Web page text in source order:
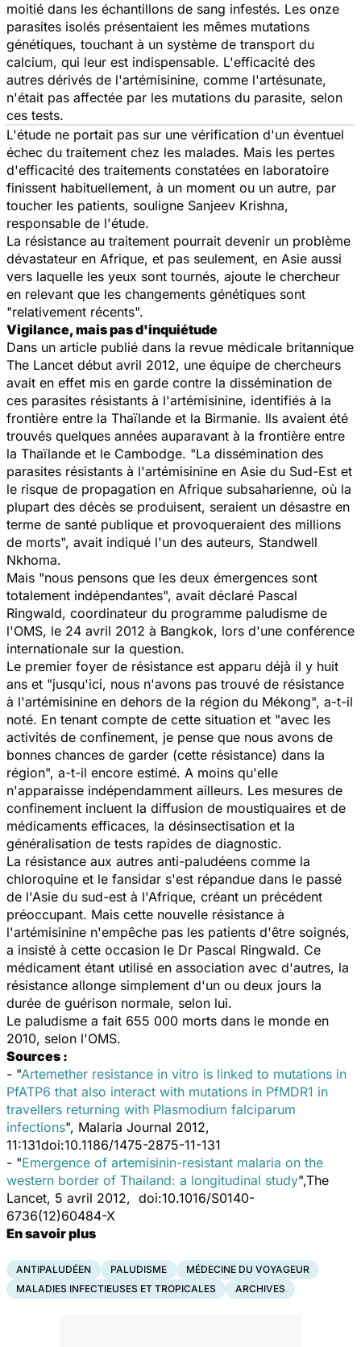
moitié dans les échantillons de sang infestés. Les onze
parasites isolés présentaient les mêmes mutations
génétiques, touchant à un système de transport du
calcium, qui leur est indispensable. L'efficacité des
autres dérivés de l'artémisinine, comme l'artésunate,
n'était pas affectée par les mutations du parasite, selon
ces tests.
L'étude ne portait pas sur une vérification d'un éventuel
échec du traitement chez les malades. Mais les pertes
d'efficacité des traitements constatées en laboratoire
finissent habituellement, à un moment ou un autre, par
toucher les patients, souligne Sanjeev Krishna,
responsable de l'étude.
La résistance au traitement pourrait devenir un problème
dévastateur en Afrique, et pas seulement, en Asie aussi
vers laquelle les yeux sont tournés, ajoute le chercheur
en relevant que les changements génétiques sont
"relativement récents".
Vigilance, mais pas d'inquiétude
Dans un article publié dans la revue médicale britannique
The Lancet début avril 2012, une équipe de chercheurs
avait en effet mis en garde contre la dissémination de
ces parasites résistants à l'artémisinine, identifiés à la
frontière entre la Thaïlande et la Birmanie. Ils avaient été
trouvés quelques années auparavant à la frontière entre
la Thaïlande et le Cambodge. "La dissémination des
parasites résistants à l'artémisinine en Asie du Sud-Est et
le risque de propagation en Afrique subsaharienne, où la
plupart des décès se produisent, seraient un désastre en
terme de santé publique et provoqueraient des millions
de morts", avait indiqué l'un des auteurs, Standwell
Nkhoma.
Mais "nous pensons que les deux émergences sont
totalement indépendantes", avait déclaré Pascal
Ringwald, coordinateur du programme paludisme de
l'OMS, le 24 avril 2012 à Bangkok, lors d'une conférence
internationale sur la question.
Le premier foyer de résistance est apparu déjà il y huit
ans et "jusqu'ici, nous n'avons pas trouvé de résistance
à l'artémisinine en dehors de la région du Mékong", a-t-il
noté. En tenant compte de cette situation et "avec les
activités de confinement, je pense que nous avons de
bonnes chances de garder (cette résistance) dans la
région", a-t-il encore estimé. A moins qu'elle
n'apparaisse indépendamment ailleurs. Les mesures de
confinement incluent la diffusion de moustiquaires et de
médicaments efficaces, la désinsectisation et la
généralisation de tests rapides de diagnostic.
La résistance aux autres anti-paludéens comme la
chloroquine et le fansidar s'est répandue dans le passé
de l'Asie du sud-est à l'Afrique, créant un précédent
préoccupant. Mais cette nouvelle résistance à
l'artémisinine n'empêche pas les patients d'être soignés,
a insisté à cette occasion le Dr Pascal Ringwald. Ce
médicament étant utilisé en association avec d'autres, la
résistance allonge simplement d'un ou deux jours la
durée de guérison normale, selon lui.
Le paludisme a fait 655 000 morts dans le monde en
2010, selon l'OMS.
Sources :
- "Artemether resistance in vitro is linked to mutations in
PfATP6 that also interact with mutations in PfMDR1 in
travellers returning with Plasmodium falciparum
infections", Malaria Journal 2012,
11:131doi:10.1186/1475-2875-11-131
- "Emergence of artemisinin-resistant malaria on the
western border of Thailand: a longitudinal study",The
Lancet, 5 avril 2012, doi:10.1016/S0140-
6736(12)60484-X
En savoir plus
ANTIPALUDÉEN PALUDISME
MÉDECINE DU VOYAGEUR
MALADIES INFECTIEUSES ET TROPICALES
ARCHIVES